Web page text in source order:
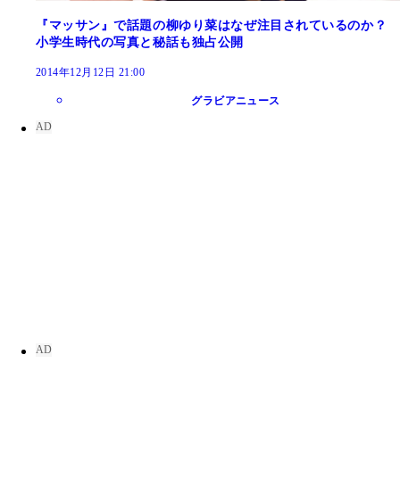
『マッサン』で話題の柳ゆり菜はなぜ注目されているのか？
小学生時代の写真と秘話も独占公開
2014年12月12日 21:00
グラビアニュース